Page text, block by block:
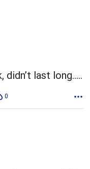
last long…..
0